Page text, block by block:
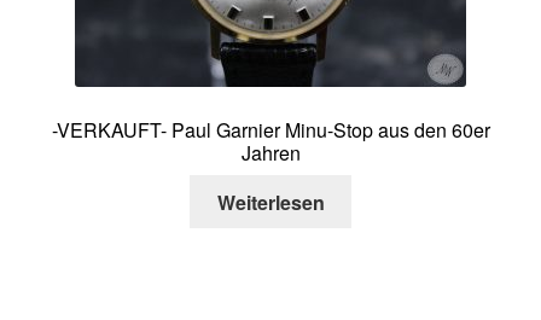
-VERKAUFT- Paul Garnier Minu-Stop aus den 60er
Jahren
Weiterlesen